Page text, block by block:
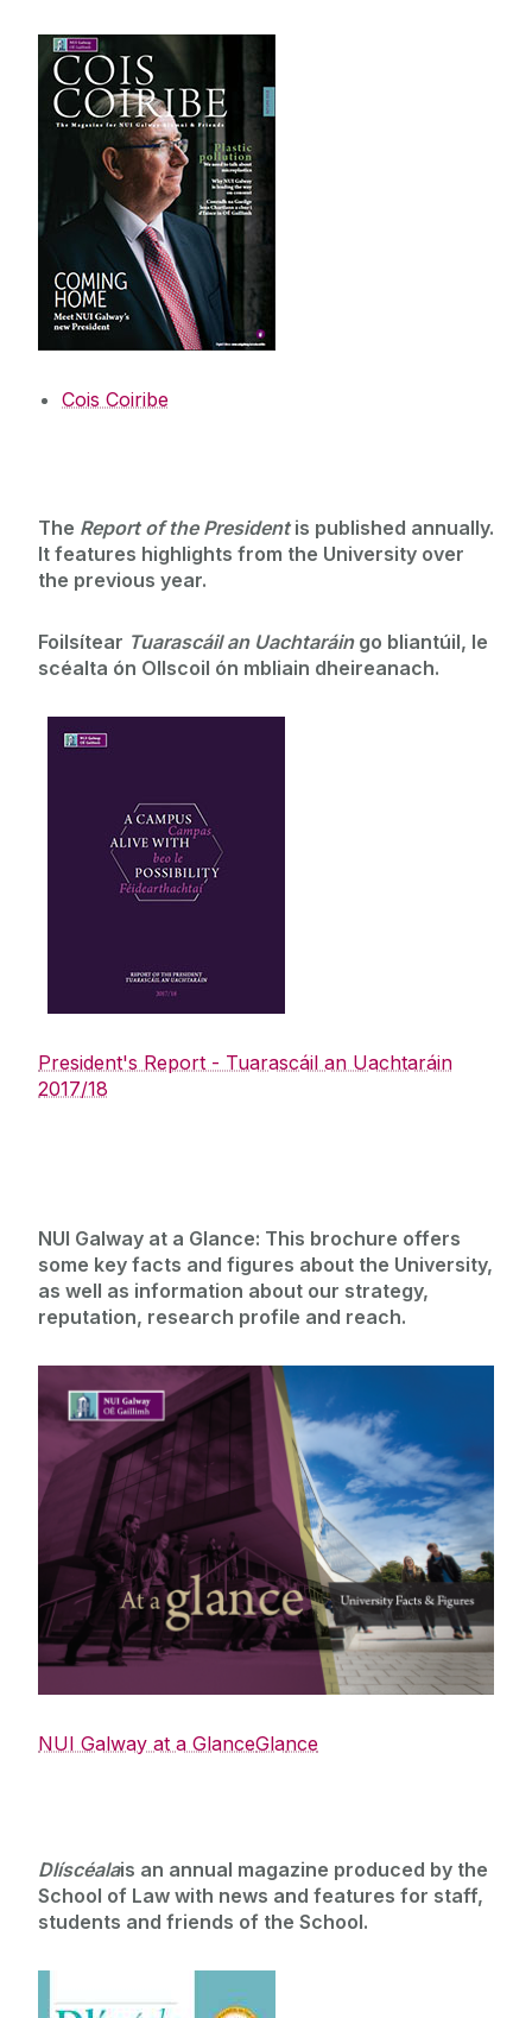
Cois Coiribe
The Report of the Presidentis published annually.
It features highlights from the University over
the previous year.
Foilsítear Tuarascáil an Uachtaráingo bliantúil, le
scéalta ón Ollscoil ón mbliain dheireanach.
President's Report - Tuarascáil an Uachtaráin
2017/18
NUI Galway at a Glance: This brochure offers
some key facts and figures about the University,
as well as information about our strategy,
reputation, research profile and reach.
NUI Galway at a GlanceGlance
Dlíscéalais an annual magazine produced by the
School of Law with news and features for staff,
students and friends of the School.